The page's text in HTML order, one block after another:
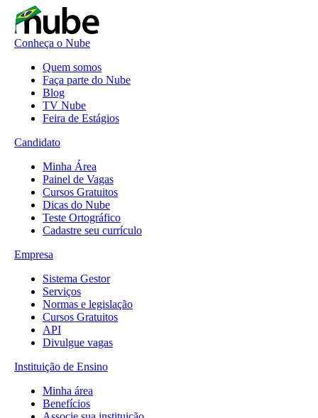
Conheça o Nube
Quem somos
Faça parte do Nube
Blog
TV Nube
Feira de Estágios
Candidato
Minha Área
Painel de Vagas
Cursos Gratuitos
Dicas do Nube
Teste Ortográfico
Cadastre seu currículo
Empresa
Sistema Gestor
Serviços
Normas e legislação
Cursos Gratuitos
API
Divulgue vagas
Instituição de Ensino
Minha área
Benefícios